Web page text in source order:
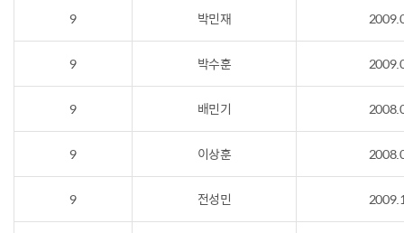
9 박민재
9 박수훈
9 배민기
9 이상훈
9 전성민